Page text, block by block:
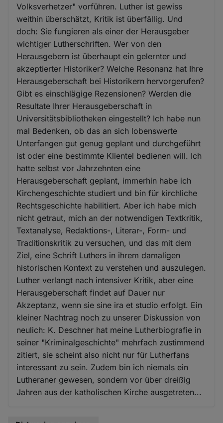
Volksverhetzer" vorführen. Luther ist gewiss
weithin überschätzt, Kritik ist überfällig. Und
doch: Sie fungieren als einer der Herausgeber
wichtiger Lutherschriften. Wer von den
Herausgebern ist überhaupt ein gelernter und
akzeptierter Historiker? Welche Resonanz hat Ihre
Herausgeberschaft bei Historikern hervorgerufen?
Gibt es einschlägige Rezensionen? Werden die
Resultate Ihrer Herausgeberschaft in
Universitätsbibliotheken eingestellt? Ich habe nun
mal Bedenken, ob das an sich lobenswerte
Unterfangen gut genug geplant und durchgeführt
ist oder eine bestimmte Klientel bedienen will. Ich
hatte selbst vor Jahrzehnten eine
Herausgeberschaft geplant, immerhin habe ich
Kirchengeschichte studiert und bin für kirchliche
Rechtsgeschichte habilitiert. Aber ich habe mich
nicht getraut, mich an der notwendigen Textkritik,
Textanalyse, Redaktions-, Literar-, Form- und
Traditionskritik zu versuchen, und das mit dem
Ziel, eine Schrift Luthers in ihrem damaligen
historischen Kontext zu verstehen und auszulegen.
Luther verlangt nach intensiver Kritik, aber eine
Herausgeberschaft findet auf Dauer nur
Akzeptanz, wenn sie sine ira et studio erfolgt. Ein
kleiner Nachtrag noch zu unserer Diskussion von
neulich: K. Deschner hat meine Lutherbiografie in
seiner "Kriminalgeschichte" mehrfach zustimmend
zitiert, sie scheint also nicht nur für Lutherfans
interessant zu sein. Zudem bin ich niemals ein
Lutheraner gewesen, sondern vor über dreißig
Jahren aus der katholischen Kirche ausgetreten...